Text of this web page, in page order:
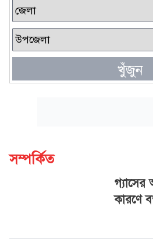
খুঁজুন
সম্পর্কিত
গ্যাসের
কারণে